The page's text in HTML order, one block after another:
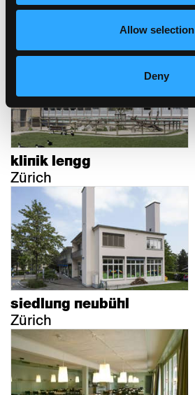
Allow selection
Deny
klinik lengg
Zürich
siedlung neubühl
Zürich